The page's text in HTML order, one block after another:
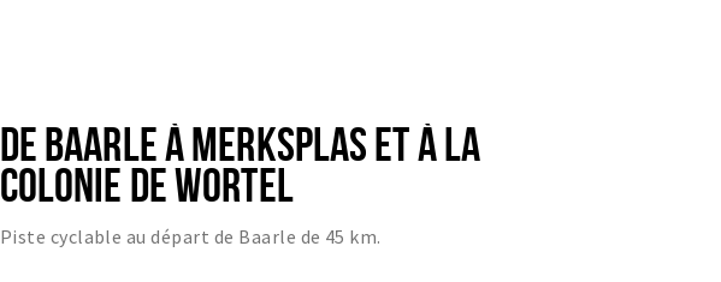
DE BAARLE À MERKSPLAS ET À LA
COLONIE DE WORTEL
Piste cyclable au départ de Baarle de 45 km.